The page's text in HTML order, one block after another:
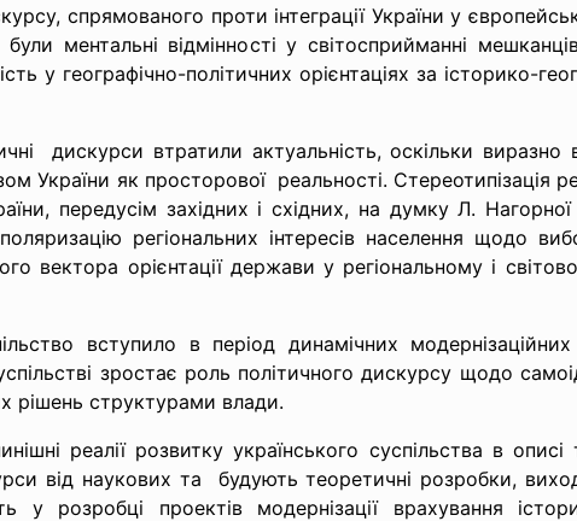
спрямованого проти інтеграції України у
ментальні відмінності у світосприйманні
у географічно-політичних орієнтаціях за історико-
дискурси втратили актуальність, оскільки
України як просторової реальності. Стереотипізація
передусім західних і східних, на думку Л.
регіональних інтересів населення щодо
вектора орієнтації держави у регіональному і
вступило в період динамічних модернізаційних
зростає роль політичного дискурсу щодо
рішень структурами влади.
реалії розвитку українського суспільства в описі
від наукових та будують теоретичні розробки,
у розробці проектів модернізації врахування